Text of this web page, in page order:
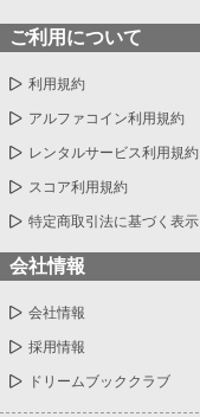
ご利用について
利用規約
アルファコイン利用規約
レンタルサービス利用規約
スコア利用規約
特定商取引法に基づく表示
会社情報
会社情報
採用情報
ドリームブッククラブ